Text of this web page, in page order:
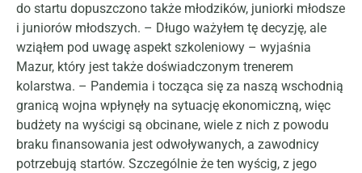
do startu dopuszczono także młodzików, juniorki młodsze
i juniorów młodszych. – Długo ważyłem tę decyzję, ale
wziąłem pod uwagę aspekt szkoleniowy – wyjaśnia
Mazur, który jest także doświadczonym trenerem
kolarstwa. – Pandemia i tocząca się za naszą wschodnią
granicą wojna wpłynęły na sytuację ekonomiczną, więc
budżety na wyścigi są obcinane, wiele z nich z powodu
braku finansowania jest odwoływanych, a zawodnicy
potrzebują startów. Szczególnie że ten wyścig, z jego